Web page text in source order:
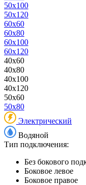
50x100
50x120
60x60
60x80
60x100
60x120
40x60
40x80
40x100
40x120
50x60
50x80
Электрический
Водяной
Тип подключения:
Без бокового
Боковое левое
Боковое правое